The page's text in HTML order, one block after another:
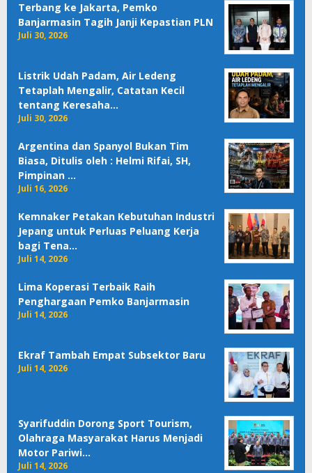
Terbang ke Jakarta, Pemko
Banjarmasin Tagih Janji Kepastian PLN
Juli 30, 2026
Listrik Udah Padam, Air Ledeng
Tetaplah Mengalir, Catatan Kecil
tentang Keresaha…
Juli 30, 2026
Argentina dan Spanyol Bukan Tim
Biasa, Ditulis oleh : Helmi Rifai, SH,
Pimpinan …
Juli 16, 2026
Kemnaker Petakan Kebutuhan Industri
Jepang untuk Perluas Peluang Kerja
bagi Tena…
Juli 14, 2026
Lima Koperasi Terbaik Raih
Penghargaan Pemko Banjarmasin
Juli 14, 2026
Ekraf Tambah Empat Subsektor Baru
Juli 14, 2026
Syarifuddin Dorong Sport Tourism,
Olahraga Masyarakat Harus Menjadi
Motor Pariwi…
Juli 14, 2026